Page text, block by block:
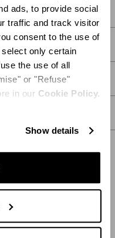
ads, to provide social
traffic and track visitor
consent to the use of
only certain
the use of all
or "Refuse"
in our Cookie Policy.
Show details